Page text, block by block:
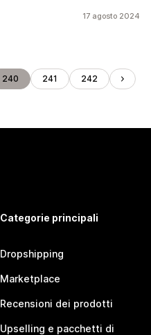
17 agosto 2024
240 241 242
Categorie principali
Dropshipping
Marketplace
Recensioni dei prodotti
Upselling e pacchetti di